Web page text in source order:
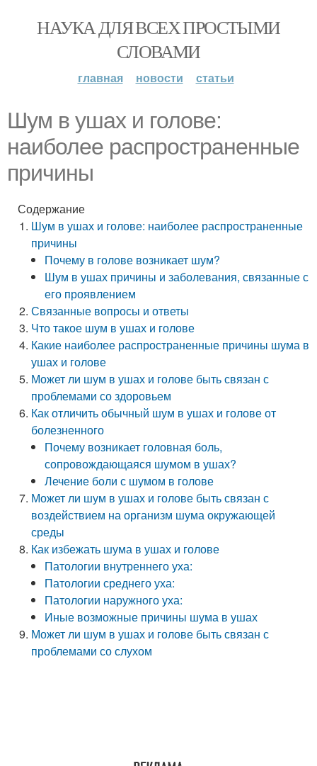
НАУКА ДЛЯ ВСЕХ ПРОСТЫМИ
СЛОВАМИ
главная новости статьи
Шум в ушах и голове:
наиболее распространенные
причины
Содержание
Шум в ушах и голове: наиболее распространенные
причины
Почему в голове возникает шум?
Шум в ушах причины и заболевания, связанные с
его проявлением
Связанные вопросы и ответы
Что такое шум в ушах и голове
Какие наиболее распространенные причины шума в
ушах и голове
Может ли шум в ушах и голове быть связан с
проблемами со здоровьем
Как отличить обычный шум в ушах и голове от
болезненного
Почему возникает головная боль,
сопровождающаяся шумом в ушах?
Лечение боли с шумом в голове
Может ли шум в ушах и голове быть связан с
воздействием на организм шума окружающей
среды
Как избежать шума в ушах и голове
Патологии внутреннего уха:
Патологии среднего уха:
Патологии наружного уха:
Иные возможные причины шума в ушах
Может ли шум в ушах и голове быть связан с
проблемами со слухом